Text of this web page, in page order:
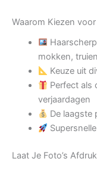
Waarom Kiezen
mokken,
Keuze uit
Perfect als
verjaardagen
De laagste
Laat Je Foto’s